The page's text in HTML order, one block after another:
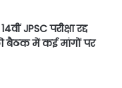
JPSC परीक्षा रद्द
बैठक में कई मांगों पर